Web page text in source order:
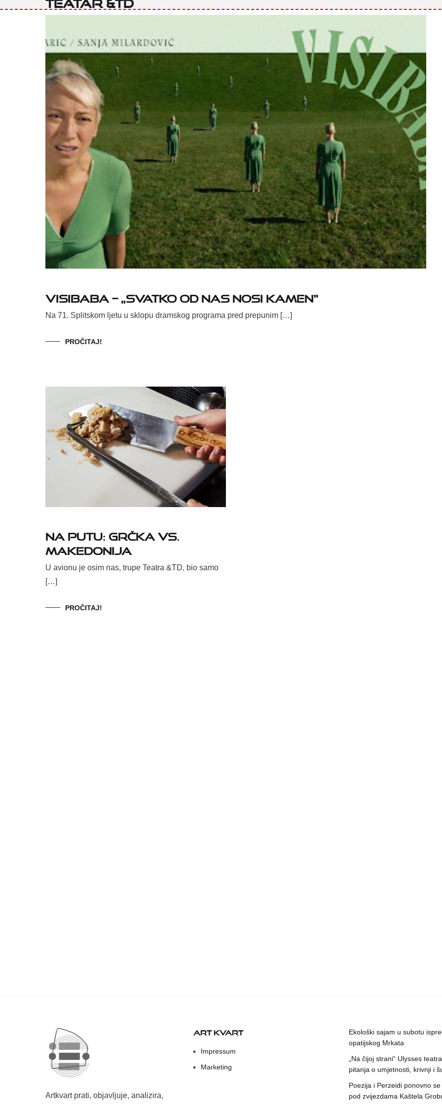
Visibaba – „Svatko od nas nosi kamen“
Na 71. Splitskom ljetu u sklopu dramskog programa pred prepunim […]
PROČITAJ!
NA PUTU: GRČKA vs.
MAKEDONIJA
U avionu je osim nas, trupe Teatra &TD, bio samo
[…]
PROČITAJ!
Artkvart prati, objavljuje, analizira,
ART KVART
Impressum
Marketing
Ekološki sajam u subotu
opatijskog Mrkata
„Na čijoj strani“ Ulysses
pitanja o umjetnosti, krivnji i
Poezija i Perzeidi ponovno
pod zvijezdama Kaštela